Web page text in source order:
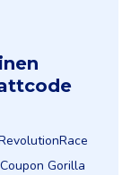
Gorilla